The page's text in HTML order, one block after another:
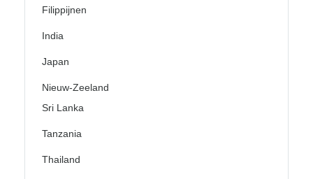
Filippijnen
India
Japan
Nieuw-Zeeland
Sri Lanka
Tanzania
Thailand